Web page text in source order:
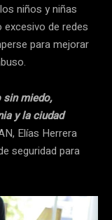
niños y niñas
de redes
para mejorar
sin miedo,
y la ciudad
Elías Herrera
seguridad para